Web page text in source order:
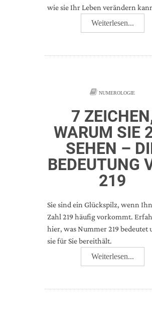
wie sie Ihr Leben verändern
Weiterlesen...
NUMEROLOGIE
7
WARUM SIE
SEHEN –
BEDEUTUNG
219
Sie sind ein Glückspilz, wenn
Zahl 219 häufig vorkommt.
hier, was Nummer 219 bedeutet
sie für Sie bereithält.
Weiterlesen...